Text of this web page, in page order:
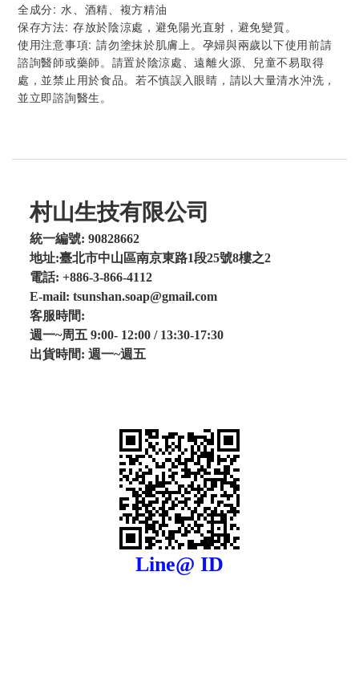
全成分: 水、酒精、複方精油
保存方法: 存放於陰涼處，避免陽光直射，避免變質。
使用注意事項: 請勿塗抹於肌膚上。孕婦與兩歲以下使用前請
諮詢醫師或藥師。請置於陰涼處、遠離火源、兒童不易取得
處，並禁止用於食品。若不慎誤入眼睛，請以大量清水沖洗，
並立即諮詢醫生。
村山生技有限公司
統一編號: 90828662
地址:臺北市中山區南京東路1段25號8樓之2
電話: +886-3-866-4112
E-mail: tsunshan.soap@gmail.com
客服時間:
週一~周五 9:00- 12:00 / 13:30-17:30
出貨時間: 週一~週五
Line@ ID